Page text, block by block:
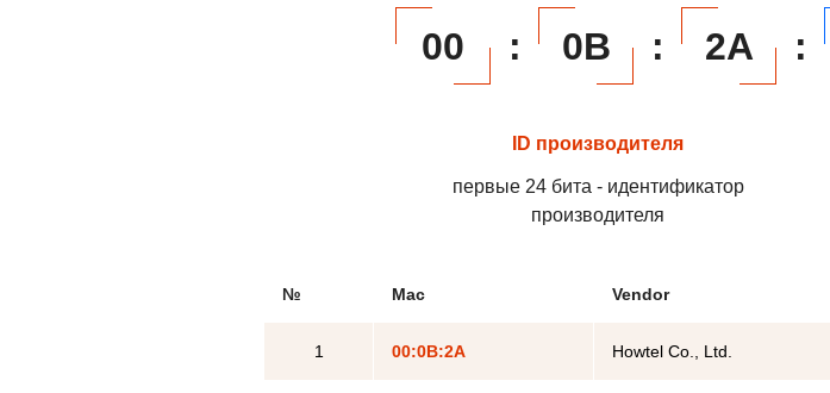
00 : 0B : 2A :
ID производителя
первые 24 бита - идентификатор
производителя
№ Mac Vendor
1 00:0B:2A Howtel Co., Ltd.